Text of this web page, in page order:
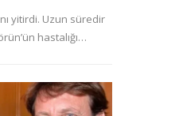
yitirdi. Uzun süredir
hastalığı…